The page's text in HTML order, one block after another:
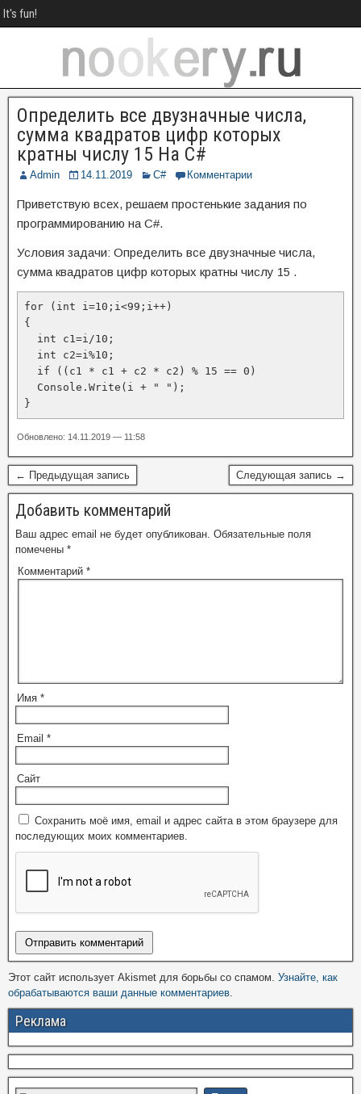
It's fun!
Определить все двузначные числа,
сумма квадратов цифр которых
кратны числу 15 На С#
Admin 14.11.2019 C# Комментарии
Приветствую всех, решаем простенькие задания по
программированию на C#.
Условия задачи: Определить все двузначные числа,
сумма квадратов цифр которых кратны числу 15 .
for (int i=10;i<99;i++)
{
}
Обновлено: 14.11.2019 — 11:58
← Предыдущая запись Следующая запись →
Добавить комментарий
Ваш адрес email не будет опубликован. Обязательные поля
помечены *
Комментарий *
Имя *
Email *
Сайт
Сохранить моё имя, email и адрес сайта в этом браузере для
последующих моих комментариев.
Этот сайт использует Akismet для борьбы со спамом. Узнайте, как
обрабатываются ваши данные комментариев.
Реклама